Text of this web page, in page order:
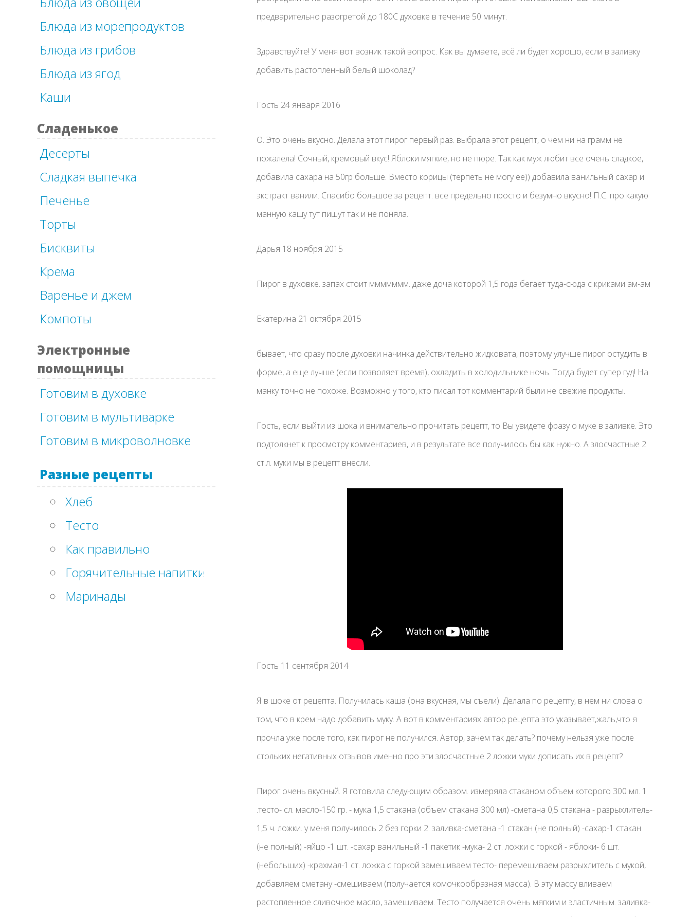
Блюда из морепродуктов
Блюда из грибов
Блюда из ягод
Каши
Сладенькое
Десерты
Сладкая выпечка
Печенье
Торты
Бисквиты
Крема
Варенье и джем
Компоты
Электронные
помощницы
Готовим в духовке
Готовим в мультиварке
Готовим в микроволновке
Разные рецепты
Хлеб
Тесто
Как правильно
Горячительные напитки
Маринады
предварительно разогретой до 180C духовке в течение 50 минут.
Здравствуйте! У меня вот возник такой вопрос. Как вы думаете, всё ли будет хорошо, если в заливку
добавить растопленный белый шоколад?
Гость 24 января 2016
О. Это очень вкусно. Делала этот пирог первый раз. выбрала этот рецепт, о чем ни на грамм не
пожалела! Сочный, кремовый вкус! Яблоки мягкие, но не пюре. Так как муж любит все очень сладкое,
добавила сахара на 50гр больше. Вместо корицы (терпеть не могу ее)) добавила ванильный сахар и
экстракт ванили. Спасибо большое за рецепт. все предельно просто и безумно вкусно! П.С. про какую
манную кашу тут пишут так и не поняла.
Дарья 18 ноября 2015
Пирог в духовке. запах стоит ммммммм. даже доча которой 1,5 года бегает туда-сюда с криками ам-ам
Екатерина 21 октября 2015
бывает, что сразу после духовки начинка действительно жидковата, поэтому улучше пирог остудить в
форме, а еще лучше (если позволяет время), охладить в холодильнике ночь. Тогда будет супер гуд! На
манку точно не похоже. Возможно у того, кто писал тот комментарий были не свежие продукты.
Гость, если выйти из шока и внимательно прочитать рецепт, то Вы увидете фразу о муке в заливке. Это
подтолкнет к просмотру комментариев, и в результате все получилось бы как нужно. А злосчастные 2
ст.л. муки мы в рецепт внесли.
Гость 11 сентября 2014
Я в шоке от рецепта. Получилась каша (она вкусная, мы съели). Делала по рецепту, в нем ни слова о
том, что в крем надо добавить муку. А вот в комментариях автор рецепта это указывает,жаль,что я
прочла уже после того, как пирог не получился. Автор, зачем так делать? почему нельзя уже после
стольких негативных отзывов именно про эти злосчастные 2 ложки муки дописать их в рецепт?
Пирог очень вкусный. Я готовила следующим образом. измеряла стаканом объем которого 300 мл. 1
.тесто- сл. масло-150 гр. - мука 1,5 стакана (объем стакана 300 мл) -сметана 0,5 стакана - разрыхлитель-
1,5 ч. ложки. у меня получилось 2 без горки 2. заливка-сметана -1 стакан (не полный) -сахар-1 стакан
(не полный) -яйцо -1 шт. -сахар ванильный -1 пакетик -мука- 2 ст. ложки с горкой - яблоки- 6 шт.
(небольших) -крахмал-1 ст. ложка с горкой замешиваем тесто- перемешиваем разрыхлитель с мукой,
добавляем сметану -смешиваем (получается комочкообразная масса). В эту массу вливаем
растопленное сливочное масло, замешиваем. Тесто получается очень мягким и эластичным. заливка-